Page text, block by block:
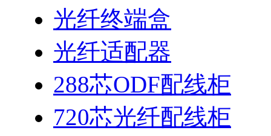
光纤终端盒
光纤适配器
288芯ODF配线柜
720芯光纤配线柜